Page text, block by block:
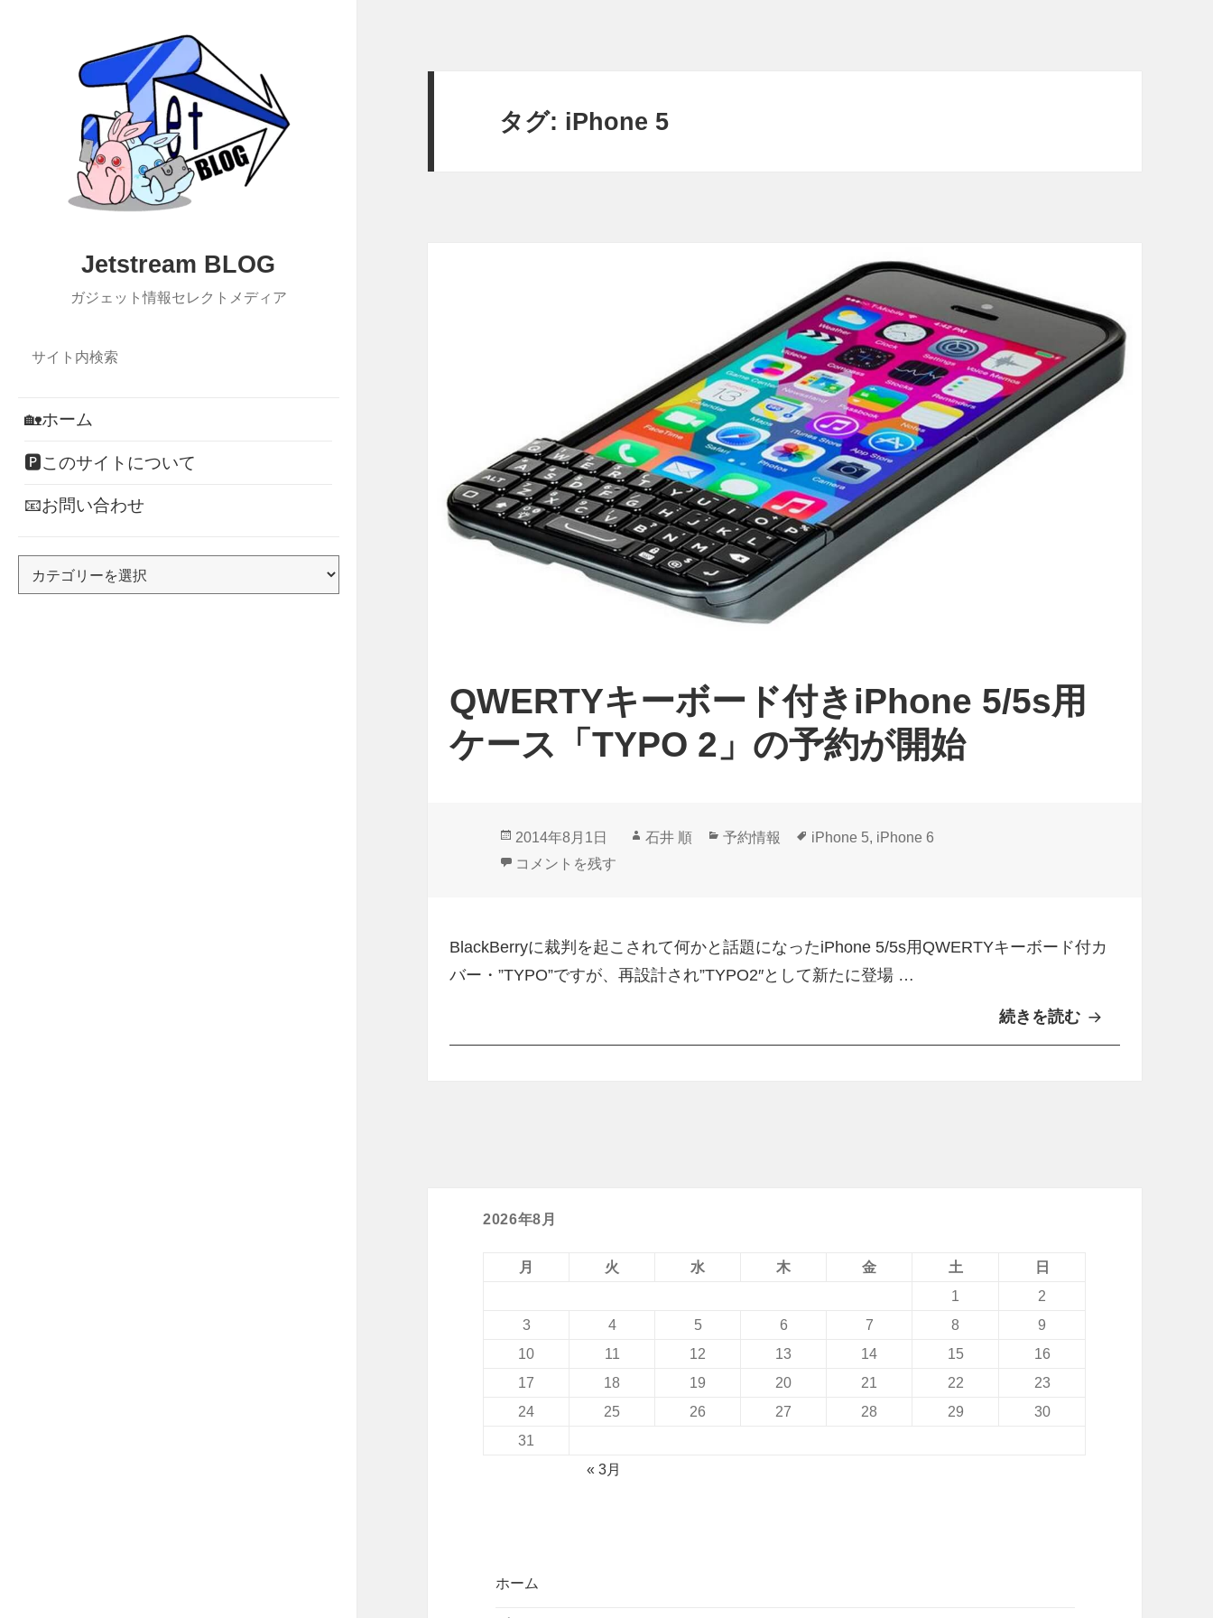
Jetstream BLOG
ガジェット情報セレクトメディア
🏡ホーム
🅿このサイトについて
📧お問い合わせ
タグ: iPhone 5
QWERTYキーボード付きiPhone 5/5s用
ケース「TYPO 2」の予約が開始
投
稿
2014年8月1日
作
石井 順
カ
ー
予約情報
タ
iPhone 5, iPhone 6
QWERTYキーボード付きiPhone 5/5s用ケース「TYPO 2」の予約が開始 に
コメントを残す
BlackBerryに裁判を起こされて何かと話題になったiPhone 5/5s用QWERTYキーボード付カ
バー・”TYPO”ですが、再設計され”TYPO2″として新たに登場 …
続きを読む Q
W
2026年8月
月 火 水 木 金 土
日
1
2
3
4 5 6 7 8
9
10
11 12 13 14 15
16
17
18 19 20 21 22
23
24
25 26 27 28 29
30
31
« 3月
ホーム